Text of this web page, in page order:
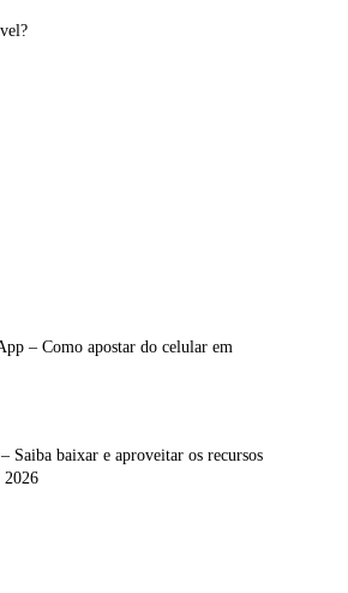
– Como apostar do celular em
Saiba baixar e aproveitar os recursos
2026